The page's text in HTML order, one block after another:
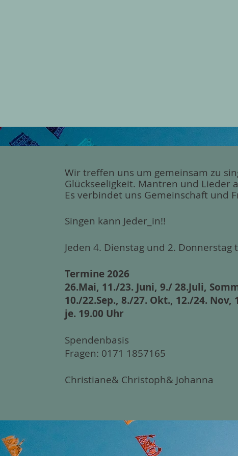
Wir treffen uns um gemeinsam zu
Glückseeligkeit. Mantren und Lieder
Es verbindet uns Gemeinschaft und
Singen kann Jeder_in!!
Jeden 4. Dienstag und 2.
Termine 2026
26.Mai, 11./23. Juni, 9./ 28.Juli,
10./22.Sep., 8./27. Okt., 12./24. Nov,
je. 19.00 Uhr
Spendenbasis
Fragen: 0171 1857165
Christiane& Christoph& Johanna